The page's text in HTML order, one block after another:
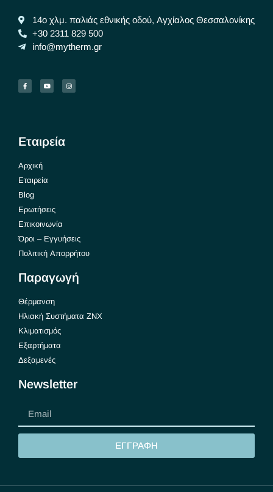
14ο χλμ. παλιάς εθνικής οδού, Αγχίαλος Θεσσαλονίκης
+30 2311 829 500
info@mytherm.gr
Εταιρεία
Αρχική
Εταιρεία
Blog
Ερωτήσεις
Επικοινωνία
Όροι – Εγγυήσεις
Πολιτική Απορρήτου
Παραγωγή
Θέρμανση
Ηλιακή Συστήματα ΖΝΧ
Κλιματισμός
Εξαρτήματα
Δεξαμενές
Newsletter
ΕΓΓΡΑΦΗ